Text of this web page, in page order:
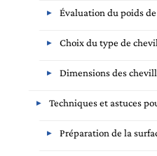
Évaluation du poids
Choix du type de
Dimensions des
Techniques et astuces
Préparation de la